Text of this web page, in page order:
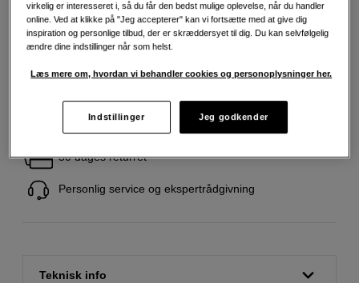
Læg i indkøbskurv
Fri fragt ved køb over 500 kr.
30 dages returret
Personlig service og ekspertrådgivning
Teknisk info
virkelig er interesseret i, så du får den bedst mulige oplevelse, når du handler
online. Ved at klikke på "Jeg accepterer" kan vi fortsætte med at give dig
inspiration og personlige tilbud, der er skræddersyet til dig. Du kan selvfølgelig
ændre dine indstillinger når som helst.
Læs mere om, hvordan vi behandler cookies og personoplysninger her.
Indstillinger Jeg godkender